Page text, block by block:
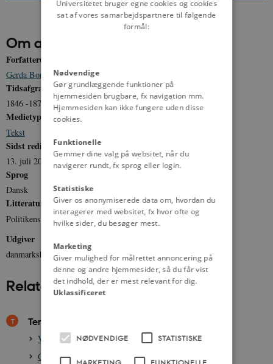
Om artiklen
Forfatter(e)
Gerda Bonderup
Tidsafgrænsning
1846 -1870
Medietype
Tekst
Sidst redigeret
13. juli 2012
Sprog
Dansk
Litteratur
Politikens Danmarks Historie bd. 11 (1964).
Udgiver
danmarkshistorien.dk
Relateret indhold
Temaer
Vejen mod grundlov og demokrati, 1830-1849
Grundlovskampen, demokrati og stemmeret, 1848-1849
Universitetet bruger egne cookies og cookies
sat af vores samarbejdspartnere til følgende
formål:
Nødvendige
Gør grundlæggende funktioner på
hjemmesiden brugbare, fx navigation mm.
Hjemmesiden kan ikke fungere uden disse
cookies.
Funktionelle
Gemmer dine valg på websitet, når du
navigerer rundt, fx sprog eller login.
Statistiske
Giver os anonymiserede data om, hvordan du
interagerer med websitet, fx hvor ofte og
hvilke sider, du besøger mest.
Marketing
Giver mulighed for målrettet annoncering på
denne og andre hjemmesider, så du får vist
det indhold, der er mest relevant for dig.
Uklassificeret
NØDVENDIGE STATISTISKE